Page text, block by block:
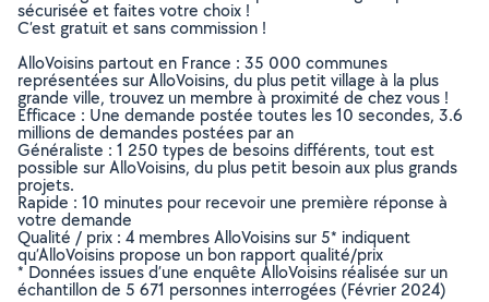
sécurisée et faites votre choix !
C’est gratuit et sans commission !
AlloVoisins partout en France : 35 000 communes
représentées sur AlloVoisins, du plus petit village à la plus
grande ville, trouvez un membre à proximité de chez vous !
Efficace : Une demande postée toutes les 10 secondes, 3.6
millions de demandes postées par an
Généraliste : 1 250 types de besoins différents, tout est
possible sur AlloVoisins, du plus petit besoin aux plus grands
projets.
Rapide : 10 minutes pour recevoir une première réponse à
votre demande
Qualité / prix : 4 membres AlloVoisins sur 5* indiquent
qu’AlloVoisins propose un bon rapport qualité/prix
* Données issues d’une enquête AlloVoisins réalisée sur un
échantillon de 5 671 personnes interrogées (Février 2024)